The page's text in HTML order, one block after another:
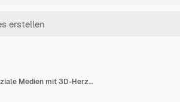
Instagram-Post-Mockup 3D-Rahmenvorlage für soziale Medien mit 3D-Herz-Sprechblasen-Benachrichtigungssymbolen